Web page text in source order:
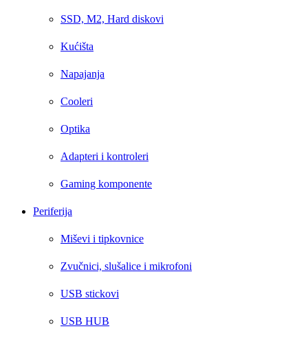
SSD, M2, Hard diskovi
Kućišta
Napajanja
Cooleri
Optika
Adapteri i kontroleri
Gaming komponente
Periferija
Miševi i tipkovnice
Zvučnici, slušalice i mikrofoni
USB stickovi
USB HUB